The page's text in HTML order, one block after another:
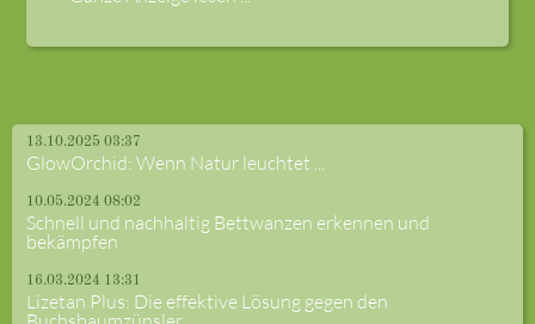
13.10.2025 03:37
GlowOrchid: Wenn Natur leuchtet ...
10.05.2024 08:02
Schnell und nachhaltig Bettwanzen erkennen und
bekämpfen
16.03.2024 13:31
Lizetan Plus: Die effektive Lösung gegen den